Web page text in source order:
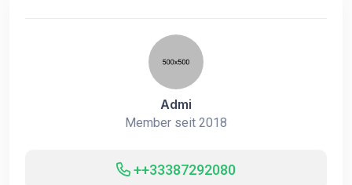
Admi
Member seit 2018
++33387292080